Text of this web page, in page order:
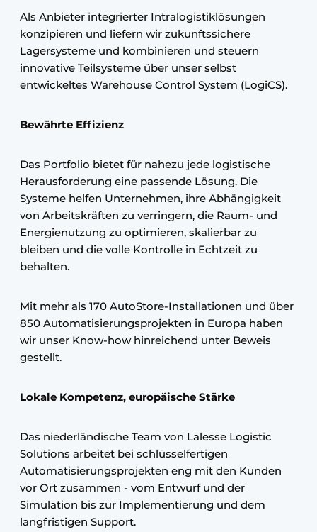
Als Anbieter integrierter Intralogistiklösungen
konzipieren und liefern wir zukunftssichere
Lagersysteme und kombinieren und steuern
innovative Teilsysteme über unser selbst
entwickeltes Warehouse Control System (LogiCS).
Bewährte Effizienz
Das Portfolio bietet für nahezu jede logistische
Herausforderung eine passende Lösung. Die
Systeme helfen Unternehmen, ihre Abhängigkeit
von Arbeitskräften zu verringern, die Raum- und
Energienutzung zu optimieren, skalierbar zu
bleiben und die volle Kontrolle in Echtzeit zu
behalten.
Mit mehr als 170 AutoStore-Installationen und über
850 Automatisierungsprojekten in Europa haben
wir unser Know-how hinreichend unter Beweis
gestellt.
Lokale Kompetenz, europäische Stärke
Das niederländische Team von Lalesse Logistic
Solutions arbeitet bei schlüsselfertigen
Automatisierungsprojekten eng mit den Kunden
vor Ort zusammen - vom Entwurf und der
Simulation bis zur Implementierung und dem
langfristigen Support.